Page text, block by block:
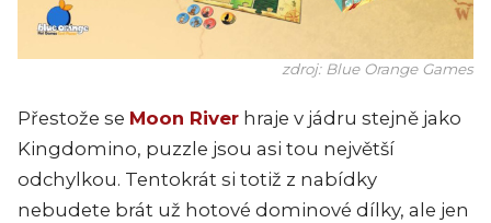
zdroj: Blue Orange Games
Přestože se Moon River hraje v jádru stejně jako
Kingdomino, puzzle jsou asi tou největší
odchylkou. Tentokrát si totiž z nabídky
nebudete brát už hotové dominové dílky, ale jen